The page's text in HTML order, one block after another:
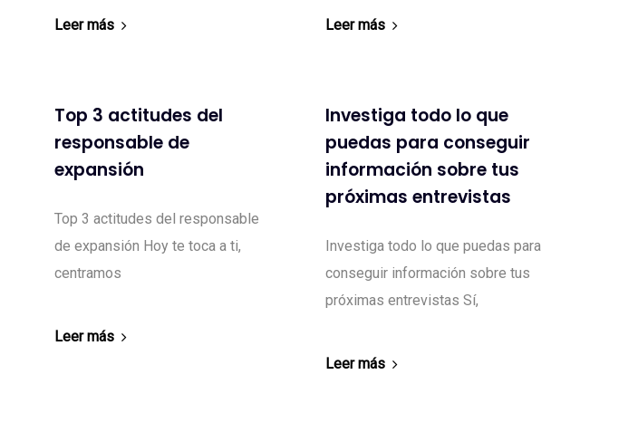
Leer más Leer más
Top 3 actitudes del
responsable de
expansión
Top 3 actitudes del responsable
de expansión Hoy te toca a ti,
centramos
Leer más
Investiga todo lo que
puedas para conseguir
información sobre tus
próximas entrevistas
Investiga todo lo que puedas para
conseguir información sobre tus
próximas entrevistas Sí,
Leer más